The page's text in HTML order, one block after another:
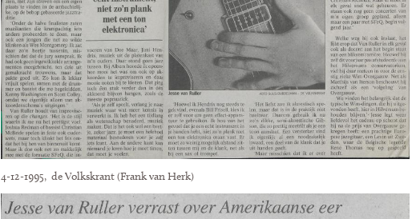
4-12-1995, de Volkskrant (Frank van Herk)